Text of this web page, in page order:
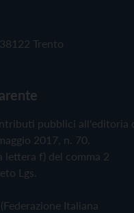
Trento
pubblici all'editoria
2017, n. 70.
lettera f) del comma 2
Lgs.
Italiana